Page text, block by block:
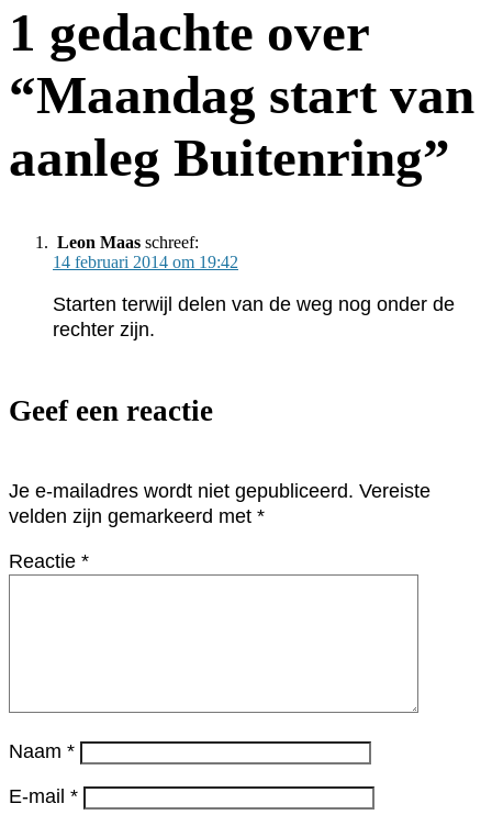
1 gedachte over
“Maandag start van
aanleg Buitenring”
Leon Maas schreef:
14 februari 2014 om 19:42
Starten terwijl delen van de weg nog onder de
rechter zijn.
Geef een reactie
Je e-mailadres wordt niet gepubliceerd. Vereiste
velden zijn gemarkeerd met *
Reactie *
Naam *
E-mail *